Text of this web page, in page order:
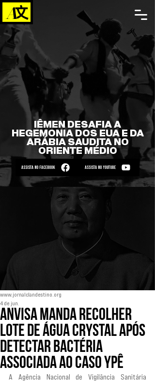
IÊMEN DESAFIA A
HEGEMONIA DOS EUA E DA
ARÁBIA SAUDITA NO
ORIENTE MÉDIO
ASSISTA NO FACEBOOK ASSISTA NO YOUTUBE
Anvisa manda recolher
lote de água Crystal após
detectar bactéria
associada ao caso Ypê
www.jornalclandestino.org
4 de jun.
A Agência Nacional de Vigilância Sanitária